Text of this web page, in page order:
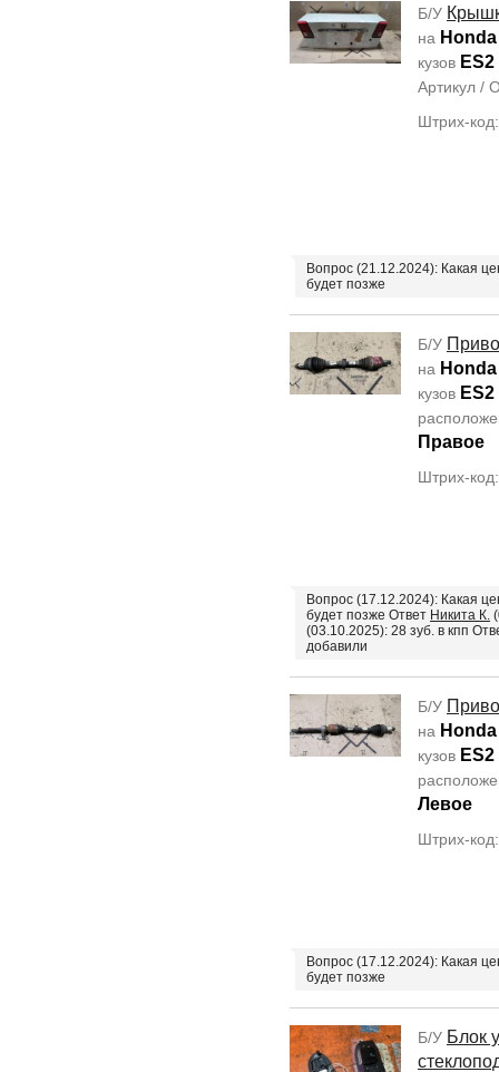
Б/У
на
кузов ES2
Артикул /
Штрих-
Вопрос (21.12.2024): Какая
будет позже
Б/У
на
кузов ES2
Правое
Штрих-
Вопрос (17.12.2024): Какая
будет позже Ответ Никита К.
(03.10.2025): 28 зуб. в кпп
добавили
Б/У
на
кузов ES2
Левое
Штрих-
Вопрос (17.12.2024): Какая
будет позже
Б/У Блок